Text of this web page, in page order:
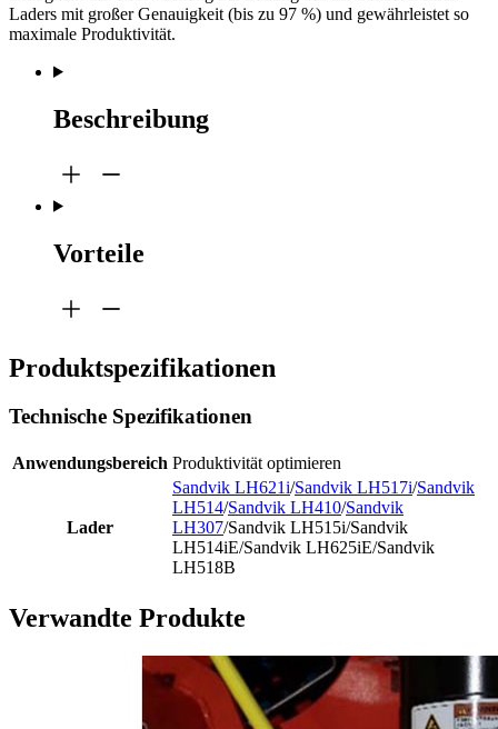
Laders mit großer Genauigkeit (bis zu 97 %) und gewährleistet so
maximale Produktivität.
Beschreibung
Vorteile
Produktspezifikationen
Technische Spezifikationen
Anwendungsbereich Produktivität optimieren
Lader
Sandvik LH621i/Sandvik LH517i/Sandvik
LH514/Sandvik LH410/Sandvik
LH307/Sandvik LH515i/Sandvik
LH514iE/Sandvik LH625iE/Sandvik
LH518B
Verwandte Produkte